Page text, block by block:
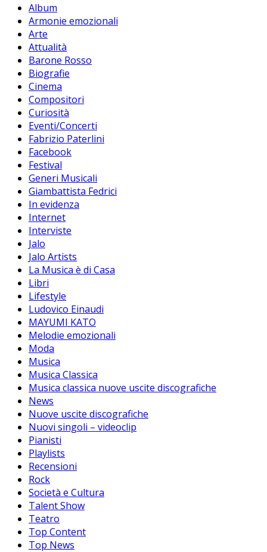
Album
Armonie emozionali
Arte
Attualità
Barone Rosso
Biografie
Cinema
Compositori
Curiosità
Eventi/Concerti
Fabrizio Paterlini
Facebook
Festival
Generi Musicali
Giambattista Fedrici
In evidenza
Internet
Interviste
Jalo
Jalo Artists
La Musica è di Casa
Libri
Lifestyle
Ludovico Einaudi
MAYUMI KATO
Melodie emozionali
Moda
Musica
Musica Classica
Musica classica nuove uscite discografiche
News
Nuove uscite discografiche
Nuovi singoli – videoclip
Pianisti
Playlists
Recensioni
Rock
Società e Cultura
Talent Show
Teatro
Top Content
Top News